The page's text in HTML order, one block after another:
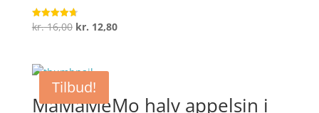
Vurderet
4.7
kr.16,00 Den
var:
kr. 16,00.
kr. 12,80Den
Tilbud!
MaMaMeMo halv appelsin i